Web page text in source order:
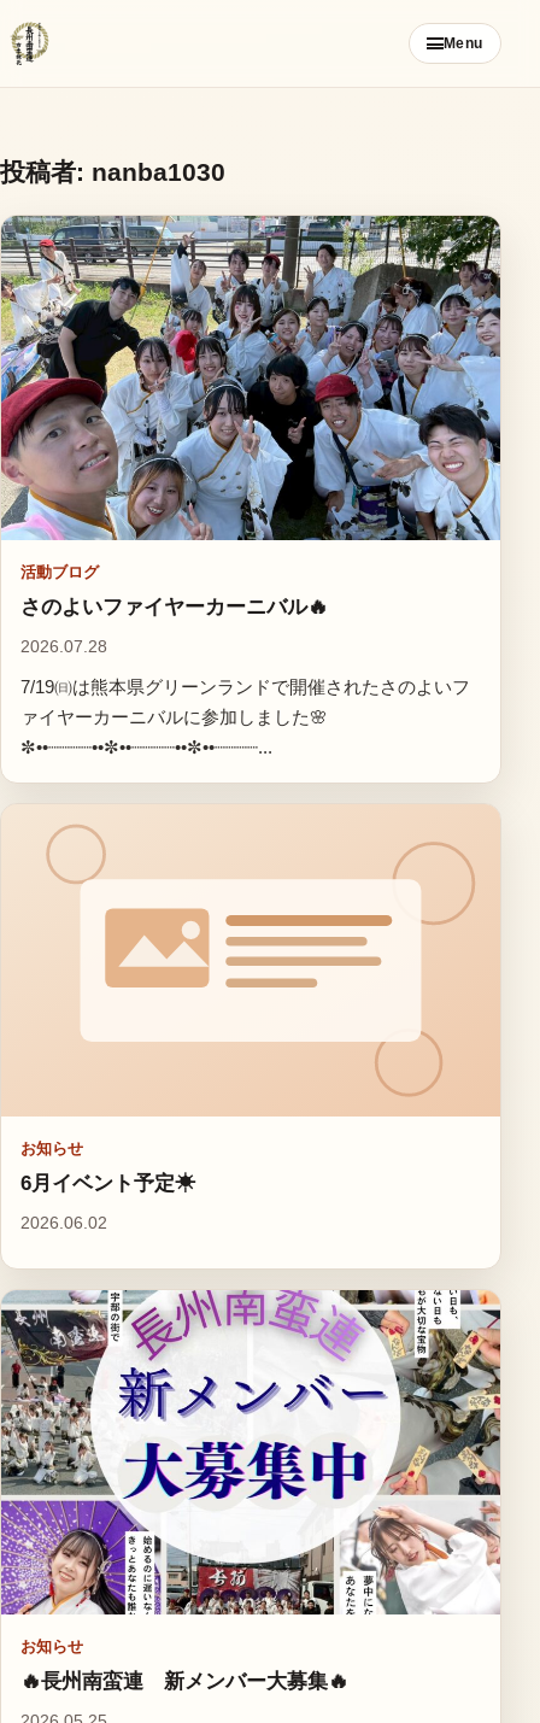
ン
テ
へ
ス
キ
ッ
プ
Menu
ご挨拶
お知らせ
ブログ
メンバー募集
カレンダー
投稿者: nanba1030
活動ブログ
さのよいファイヤーカーニバル🔥
2026.07.28
7/19㈰は熊本県グリーンランドで開催されたさのよいフ
ァイヤーカーニバルに参加しました🌸
✼••┈┈┈┈••✼••┈┈┈┈••✼••┈┈┈┈...
お知らせ
6月イベント予定☀
2026.06.02
お知らせ
🔥長州南蛮連 新メンバー大募集🔥